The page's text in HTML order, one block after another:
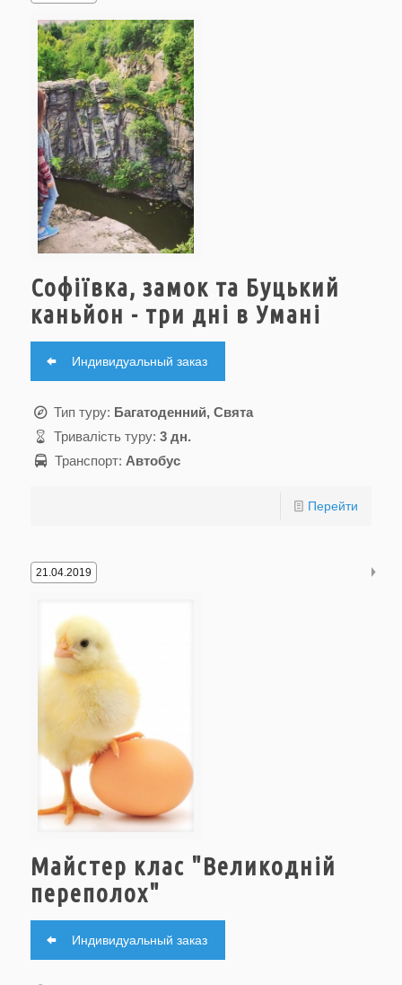
Софіївка, замок та Буцький
каньйон - три дні в Умані
Индивидуальный заказ
Тип туру: Багатоденний, Свята
Тривалість туру: 3 дн.
Транспорт: Автобус
Перейти
21.04.2019
Майстер клас "Великодній
переполох"
Индивидуальный заказ